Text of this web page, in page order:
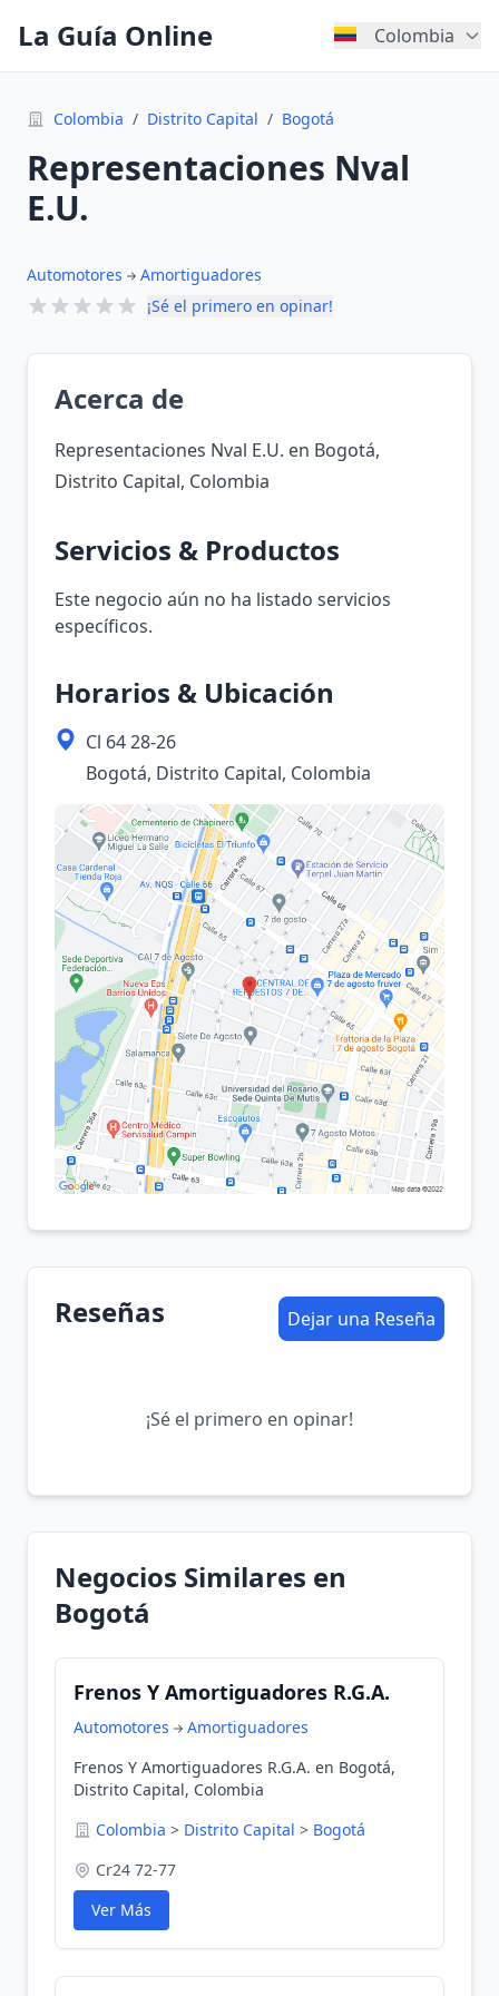
La Guía Online Colombia
Colombia / Distrito Capital / Bogotá
Representaciones Nval
E.U.
Automotores
Amortiguadores
¡Sé el primero en opinar!
Acerca de
Representaciones Nval E.U. en Bogotá,
Distrito Capital, Colombia
Servicios & Productos
Este negocio aún no ha listado servicios
específicos.
Horarios & Ubicación
Cl 64 28-26
Bogotá, Distrito Capital, Colombia
Reseñas Dejar una Reseña
¡Sé el primero en opinar!
Negocios Similares en
Bogotá
Frenos Y Amortiguadores R.G.A.
Automotores
Amortiguadores
Frenos Y Amortiguadores R.G.A. en Bogotá,
Distrito Capital, Colombia
Colombia > Distrito Capital > Bogotá
Cr24 72-77
Ver Más